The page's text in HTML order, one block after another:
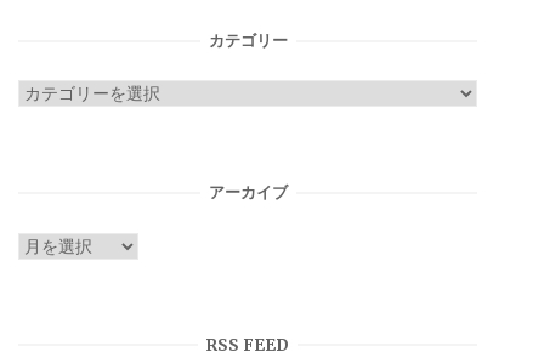
カテゴリー
カ
アーカイブ
ア
RSS FEED